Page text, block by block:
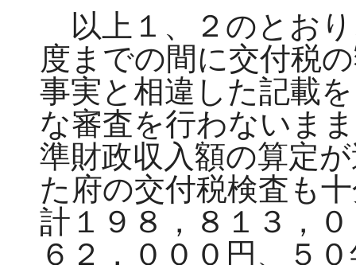
以上１、２のとお
度までの間に交付税
事実と相違した記載
な審査を行わないま
準財政収入額の算定
た府の交付税検査も
計１９８，８１３，
６２，０００円、５